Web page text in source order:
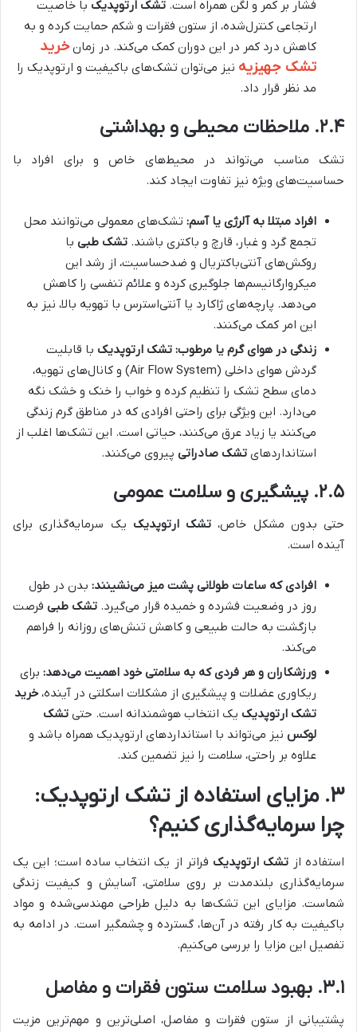
فشار بر کمر و لگن همراه است. تشک ارتوپدیک با خاصیت
ارتجاعی کنترل‌شده، از ستون فقرات و شکم حمایت کرده و به
کاهش درد کمر در این دوران کمک می‌کند. در زمانخرید
تشک جهیزیه نیز می‌توان تشک‌های باکیفیت و ارتوپدیک را
مد نظر قرار داد.
۲.۴. ملاحظات محیطی و بهداشتی
تشک مناسب می‌تواند در محیط‌های خاص و برای افراد با
حساسیت‌های ویژه نیز تفاوت ایجاد کند.
افراد مبتلا به آلرژی یا آسم: تشک‌های معمولی می‌توانند محل
تجمع گرد و غبار، قارچ و باکتری باشند. تشک طبی با
روکش‌های آنتی‌باکتریال و ضدحساسیت، از رشد این
میکروارگانیسم‌ها جلوگیری کرده و علائم تنفسی را کاهش
می‌دهد. پارچه‌های ژاکارد یا آنتی‌استرس با تهویه بالا، نیز به
این امر کمک می‌کنند.
زندگی در هوای گرم یا مرطوب: تشک ارتوپدیک با قابلیت
گردش هوای داخلی (Air Flow System) و کانال‌های تهویه،
دمای سطح تشک را تنظیم کرده و خواب را خنک و خشک نگه
می‌دارد. این ویژگی برای راحتی افرادی که در مناطق گرم زندگی
می‌کنند یا زیاد عرق می‌کنند، حیاتی است. این تشک‌ها اغلب از
استانداردهای تشک صادراتی پیروی می‌کنند.
۲.۵. پیشگیری و سلامت عمومی
حتی بدون مشکل خاص، تشک ارتوپدیک یک سرمایه‌گذاری برای
آینده است.
افرادی که ساعات طولانی پشت میز می‌نشینند: بدن در طول
روز در وضعیت فشرده و خمیده قرار می‌گیرد. تشک طبی فرصت
بازگشت به حالت طبیعی و کاهش تنش‌های روزانه را فراهم
می‌کند.
ورزشکاران و هر فردی که به سلامتی خود اهمیت می‌دهد: برای
ریکاوری عضلات و پیشگیری از مشکلات اسکلتی در آینده، خرید
تشک ارتوپدیک یک انتخاب هوشمندانه است. حتی تشک
لوکس نیز می‌تواند با استانداردهای ارتوپدیک همراه باشد و
علاوه بر راحتی، سلامت را نیز تضمین کند.
۳. مزایای استفاده از تشک ارتوپدیک:
چرا سرمایه‌گذاری کنیم؟
استفاده از تشک ارتوپدیک فراتر از یک انتخاب ساده است؛ این یک
سرمایه‌گذاری بلندمدت بر روی سلامتی، آسایش و کیفیت زندگی
شماست. مزایای این تشک‌ها به دلیل طراحی مهندسی‌شده و مواد
باکیفیت به کار رفته در آن‌ها، گسترده و چشمگیر است. در ادامه به
تفصیل این مزایا را بررسی می‌کنیم.
۳.۱. بهبود سلامت ستون فقرات و مفاصل
پشتیبانی از ستون فقرات و مفاصل، اصلی‌ترین و مهم‌ترین مزیت